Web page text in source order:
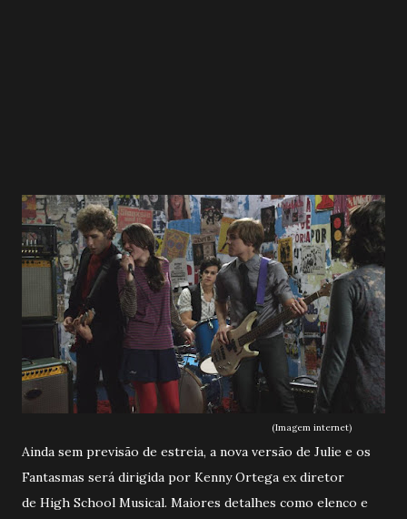
(Imagem internet)
Ainda sem previsão de estreia, a nova versão de Julie e os
Fantasmas será dirigida por Kenny Ortega ex diretor
de High School Musical. Maiores detalhes como elenco e